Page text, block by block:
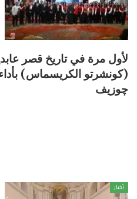
لأول مرة في تاريخ قصر
(كونشرتو الكريسماس)
چوزيف
أخبار